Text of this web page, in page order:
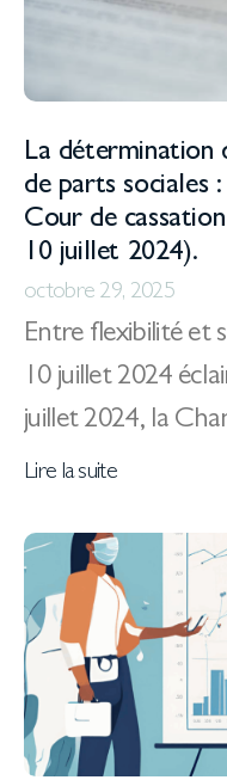
La détermination
de parts sociales
Cour de
10 juillet 2024).
octobre 29, 2025
Entre flexibilité et
10 juillet 2024
juillet 2024, la
Lire la suite